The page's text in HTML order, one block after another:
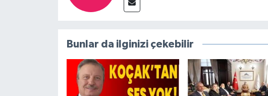
Bunlar da ilginizi çekebilir